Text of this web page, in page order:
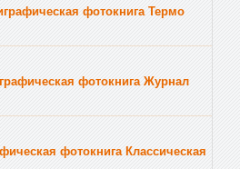
фотокнига Термо
фотокнига Журнал
фотокнига Классическая